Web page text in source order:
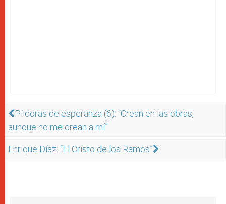
Píldoras de esperanza (6): “Crean en las obras,
aunque no me crean a mí”
Enrique Díaz: “El Cristo de los Ramos”